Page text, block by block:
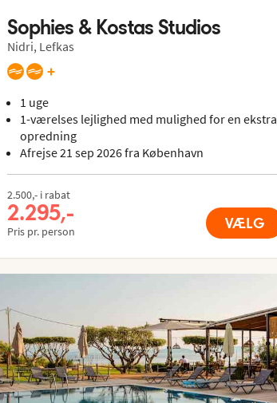
Sophies & Kostas Studios
Nidri, Lefkas
+
1 uge
1-værelses lejlighed med mulighed for en ekstra
opredning
Afrejse 21 sep 2026 fra København
2.500,- i rabat
2.295,-
Pris pr. person VÆLG